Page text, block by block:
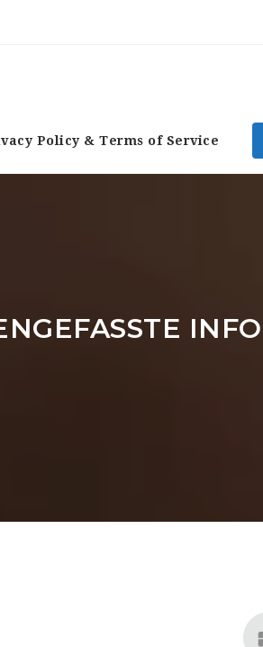
Policy & Terms of Service